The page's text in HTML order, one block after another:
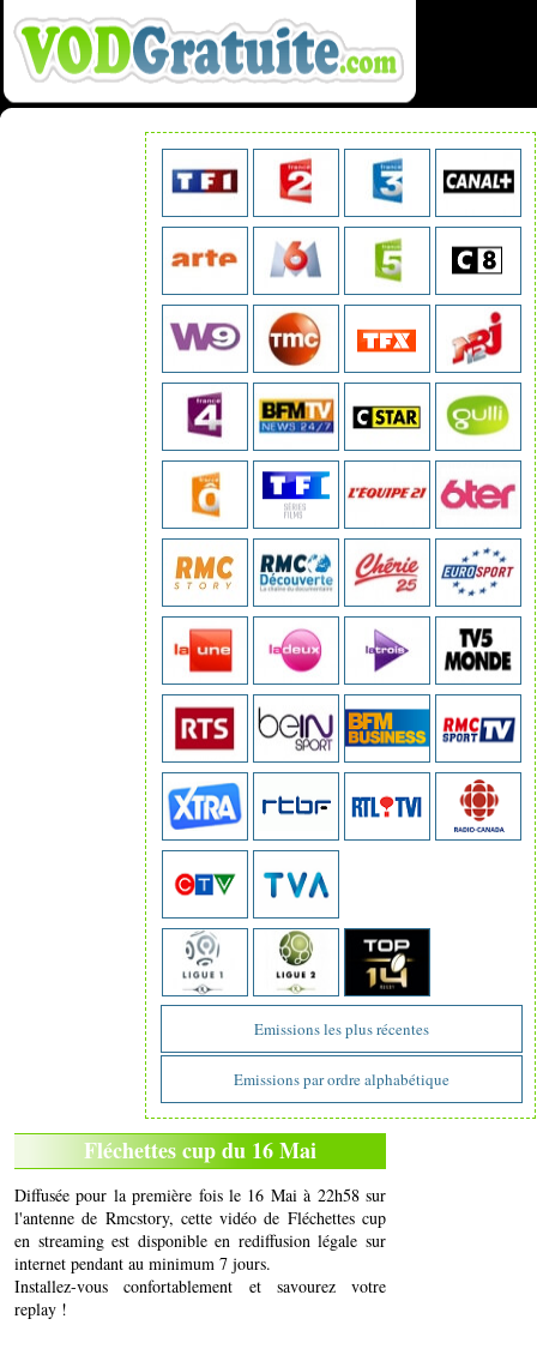
Emissions les plus récentes
Emissions par ordre alphabétique
Fléchettes cup du 16 Mai
Diffusée pour la première fois le 16 Mai à 22h58 sur
l'antenne de Rmcstory, cette vidéo de Fléchettes cup
en streaming est disponible en rediffusion légale sur
internet pendant au minimum 7 jours.
Installez-vous confortablement et savourez votre
replay !